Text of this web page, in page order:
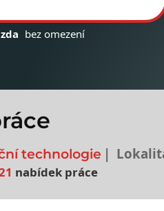
bez omezení
technologie
nabídek práce
nabídky